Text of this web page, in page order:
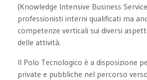
(Knowledge Intensive Business
professionisti interni qualificati ma
competenze verticali sui diversi
delle attività.
Il Polo Tecnologico è a disposizione
private e pubbliche nel percorso